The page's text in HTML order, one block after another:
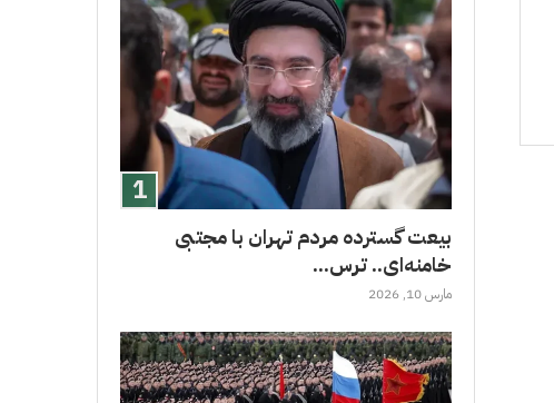
بیعت گسترده مردم تهران با مجتبی
خامنه‌ای.. ترس...
مارس 10, 2026